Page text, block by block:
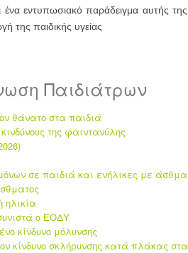
εντυπωσιακό παράδειγμα αυτής
της παιδικής υγείας
Παιδιάτρων
θάνατο στα παιδιά
της φαιντανύλης
σε παιδιά και ενήλικες με άσθμα
ηλικία
ο ΕΟΔΥ
κίνδυνο μόλυνσης
κίνδυνο σκλήρυνσης κατά πλάκας